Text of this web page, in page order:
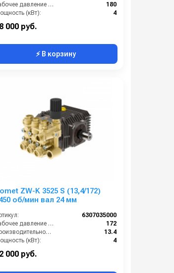
Рабочее давление (бар):
180
(кВт):
4
(В):
000 руб.
⚡ В корзину
ZW-K 3525 S (13,4/172)
об/мин вал 24 мм
6307035000
Рабочее давление (бар):
172
Производительность (л/мин):
13.4
(кВт):
4
000 руб.